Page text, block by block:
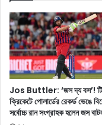
হ
চ্ছে
R
e
a
l
m
e
a
t
e
:
সি
স
কে
Jos Buttler: ‘জস দ্য বস’! টি-
ক্রিকেটে পোলার্ডের রেকর্ড ভেঙে
সর্বোচ্চ রান সংগ্রাহক হলেন জস